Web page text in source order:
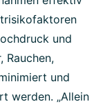
und
Rauchen,
und
werden. „Allein